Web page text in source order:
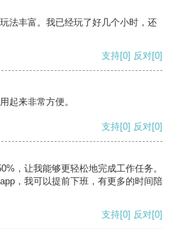
法丰富。我已经玩了好几个小时，还
支持[0] 反对[0]
起来非常方便。
支持[0] 反对[0]
，让我能够更轻松地完成工作任务。
，我可以提前下班，有更多的时间陪
支持[0] 反对[0]